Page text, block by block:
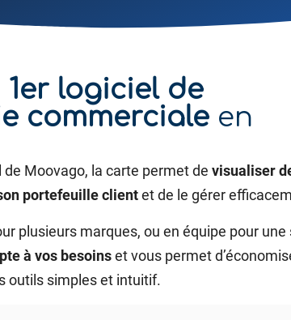
1er logiciel de
commerciale en
de Moovago, la carte permet de visualiser
portefeuille clientet de le gérer
plusieurs marques, ou en équipe pour une
à vos besoinset vous permet
outils simples et intuitif.